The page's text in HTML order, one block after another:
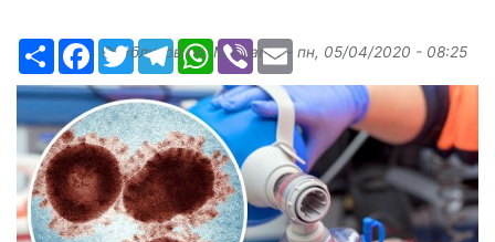
РесурсFacebook
TwitterTelegramWhatsApp
Viber Email
Опубликовано Margarita- пн, 05/04/2020 - 08:25